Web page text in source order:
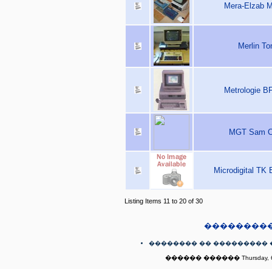
Mera-Elzab
Merlin
Metrologie
MGT Sam
Microdigital TK
Listing Items 11 to 20 of 30
�������� �� ���������
������ ������ Thursday,